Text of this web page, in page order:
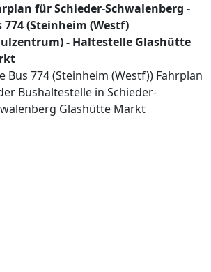
für Schieder-Schwalenberg -
774 (Steinheim (Westf)
- Haltestelle Glashütte
Bus 774 (Steinheim (Westf)) Fahrplan
Bushaltestelle in Schieder-
Glashütte Markt